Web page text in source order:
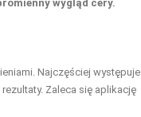
wygląd cery.
Najczęściej występuje
Zaleca się aplikację